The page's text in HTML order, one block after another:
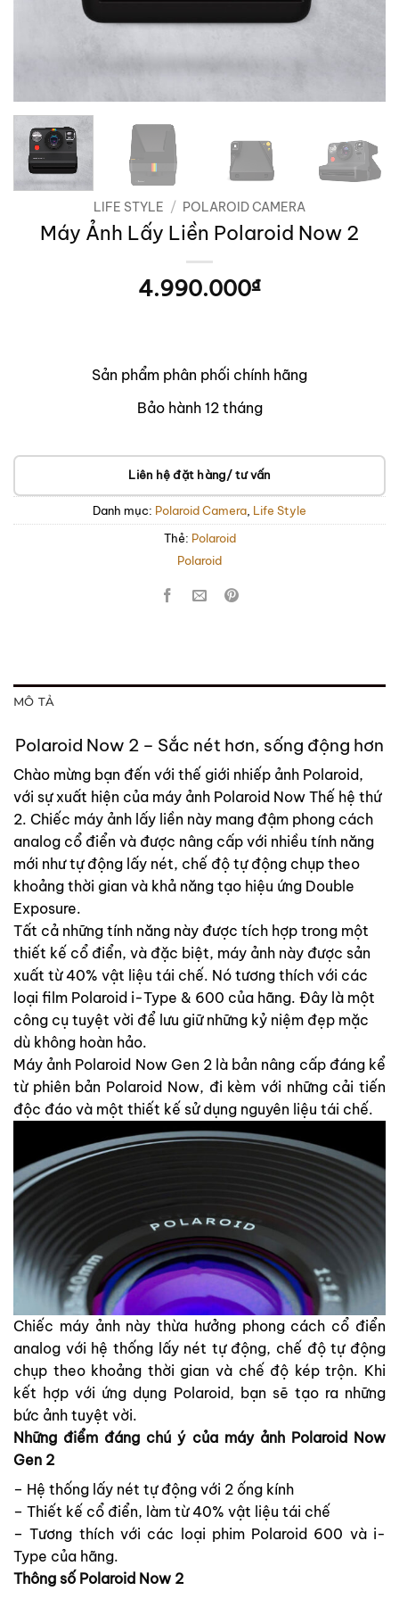
LIFE STYLE / POLAROID CAMERA
Máy Ảnh Lấy Liền Polaroid Now 2
4.990.000₫
Sản phẩm phân phối chính hãng
Bảo hành 12 tháng
Liên hệ đặt hàng/ tư vấn
Danh mục: Polaroid Camera Life Style
Thẻ: Polaroid
Polaroid
MÔ TẢ
Polaroid Now 2 – Sắc nét hơn, sống động hơn
Chào mừng bạn đến với thế giới nhiếp ảnh Polaroid,
với sự xuất hiện của máy ảnh Polaroid Now Thế hệ thứ
2. Chiếc máy ảnh lấy liền này mang đậm phong cách
analog cổ điển và được nâng cấp với nhiều tính năng
mới như tự động lấy nét, chế độ tự động chụp theo
khoảng thời gian và khả năng tạo hiệu ứng Double
Exposure.
Tất cả những tính năng này được tích hợp trong một
thiết kế cổ điển, và đặc biệt, máy ảnh này được sản
xuất từ 40% vật liệu tái chế. Nó tương thích với các
loại film Polaroid i-Type & 600 của hãng. Đây là một
công cụ tuyệt vời để lưu giữ những kỷ niệm đẹp mặc
dù không hoàn hảo.
Máy ảnh Polaroid Now Gen 2 là bản nâng cấp đáng kể
từ phiên bản Polaroid Now, đi kèm với những cải tiến
độc đáo và một thiết kế sử dụng nguyên liệu tái chế.
Chiếc máy ảnh này thừa hưởng phong cách cổ điển
analog với hệ thống lấy nét tự động, chế độ tự động
chụp theo khoảng thời gian và chế độ kép trộn. Khi
kết hợp với ứng dụng Polaroid, bạn sẽ tạo ra những
bức ảnh tuyệt vời.
Những điểm đáng chú ý của máy ảnh Polaroid Now
Gen 2
– Hệ thống lấy nét tự động với 2 ống kính
– Thiết kế cổ điển, làm từ 40% vật liệu tái chế
– Tương thích với các loại phim Polaroid 600 và i-
Type của hãng.
Thông số Polaroid Now 2